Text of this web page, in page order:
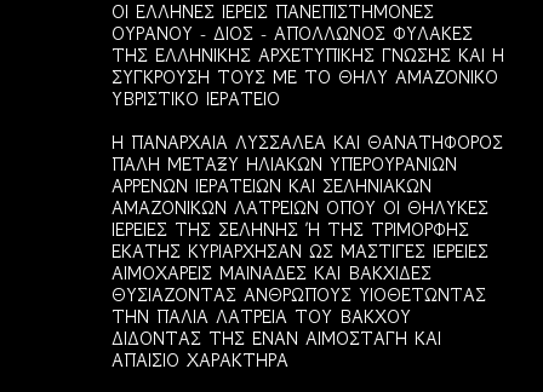
ΟΙ ΕΛΛΗΝΕΣ ΙΕΡΕΙΣ ΠΑΝΕΠΙΣΤΗΜΟΝΕΣ
ΟΥΡΑΝΟΥ - ΔΙΟΣ - ΑΠΟΛΛΩΝΟΣ ΦΥΛΑΚΕΣ
ΤΗΣ ΕΛΛΗΝΙΚΗΣ ΑΡΧΕΤΥΠΙΚΗΣ ΓΝΩΣΗΣ ΚΑΙ Η
ΣΥΓΚΡΟΥΣΗ ΤΟΥΣ ΜΕ ΤΟ ΘΗΛΥ ΑΜΑΖΟΝΙΚΟ
ΥΒΡΙΣΤΙΚΟ ΙΕΡΑΤΕΙΟ
Η ΠΑΝΑΡΧΑΙΑ ΛΥΣΣΑΛΕΑ ΚΑΙ ΘΑΝΑΤΗΦΟΡΟΣ
ΠΑΛΗ ΜΕΤΑΞΥ ΗΛΙΑΚΩΝ ΥΠΕΡΟΥΡΑΝΙΩΝ
ΑΡΡΕΝΩΝ ΙΕΡΑΤΕΙΩΝ ΚΑΙ ΣΕΛΗΝΙΑΚΩΝ
ΑΜΑΖΟΝΙΚΩΝ ΛΑΤΡΕΙΩΝ ΟΠΟΥ ΟΙ ΘΗΛΥΚΕΣ
ΙΕΡΕΙΕΣ ΤΗΣ ΣΕΛΗΝΗΣ Ή ΤΗΣ ΤΡΙΜΟΡΦΗΣ
ΕΚΑΤΗΣ ΚΥΡΙΑΡΧΗΣΑΝ ΩΣ ΜΑΣΤΙΓΕΣ ΙΕΡΕΙΕΣ
ΑΙΜΟΧΑΡΕΙΣ ΜΑΙΝΑΔΕΣ ΚΑΙ ΒΑΚΧΙΔΕΣ
ΘΥΣΙΑΖΟΝΤΑΣ ΑΝΘΡΩΠΟΥΣ ΥΙΟΘΕΤΩΝΤΑΣ
ΤΗΝ ΠΑΛΙΑ ΛΑΤΡΕΙΑ ΤΟΥ ΒΑΚΧΟΥ
ΔΙΔΟΝΤΑΣ ΤΗΣ ΕΝΑΝ ΑΙΜΟΣΤΑΓΗ ΚΑΙ
ΑΠΑΙΣΙΟ ΧΑΡΑΚΤΗΡΑ